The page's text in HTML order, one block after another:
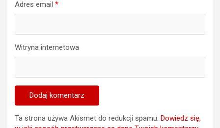
Adres email *
Witryna internetowa
Ta strona używa Akismet do redukcji spamu. Dowiedz się,